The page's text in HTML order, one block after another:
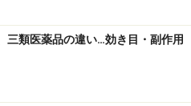
る「免疫」のしくみを担う
中に存在しています。より
体内に入った時にそれを排
ゆる「抗体」のことです。
三類医薬品の違い…効き目・副作用